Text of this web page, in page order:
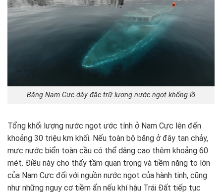
Băng Nam Cực dày đặc trữ lượng nước ngọt khổng lồ
Tổng khối lượng nước ngọt ước tính ở Nam Cực lên đến
khoảng 30 triệu km khối. Nếu toàn bộ băng ở đây tan chảy,
mực nước biển toàn cầu có thể dâng cao thêm khoảng 60
mét. Điều này cho thấy tầm quan trọng và tiềm năng to lớn
của Nam Cực đối với nguồn nước ngọt của hành tinh, cũng
như những nguy cơ tiềm ẩn nếu khí hậu Trái Đất tiếp tục